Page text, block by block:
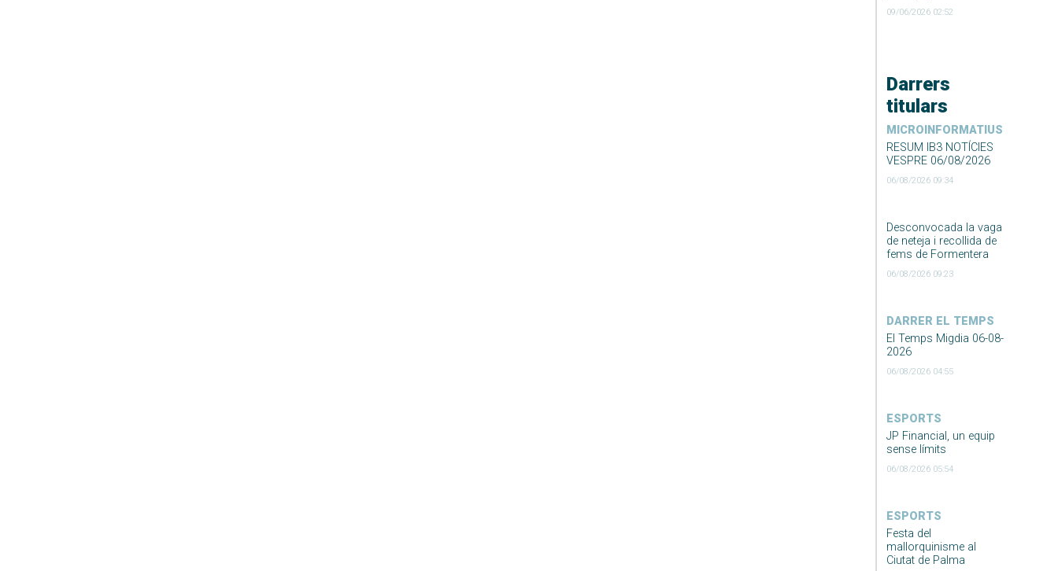
09/06/2026 02:52
Darrers
titulars
MICROINFORMATIUS
RESUM IB3 NOTÍCIES
VESPRE 06/08/2026
06/08/2026 09:34
Desconvocada la vaga
de neteja i recollida de
fems de Formentera
06/08/2026 09:23
DARRER EL TEMPS
El Temps Migdia 06-08-
2026
06/08/2026 04:55
ESPORTS
JP Financial, un equip
sense límits
06/08/2026 05:54
ESPORTS
Festa del
mallorquinisme al
Ciutat de Palma